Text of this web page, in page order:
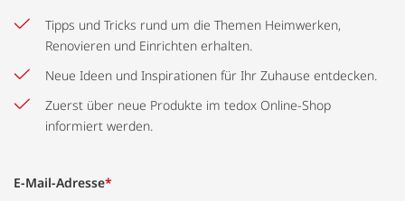
Tipps und Tricks rund um die Themen Heimwerken,
Renovieren und Einrichten erhalten.
Neue Ideen und Inspirationen für Ihr Zuhause entdecken.
Zuerst über neue Produkte im tedox Online-Shop
informiert werden.
E-Mail-Adresse*